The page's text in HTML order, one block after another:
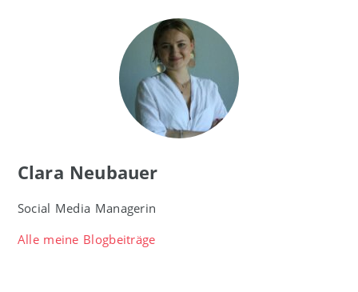
Clara Neubauer
Social Media Managerin
Alle meine Blogbeiträge